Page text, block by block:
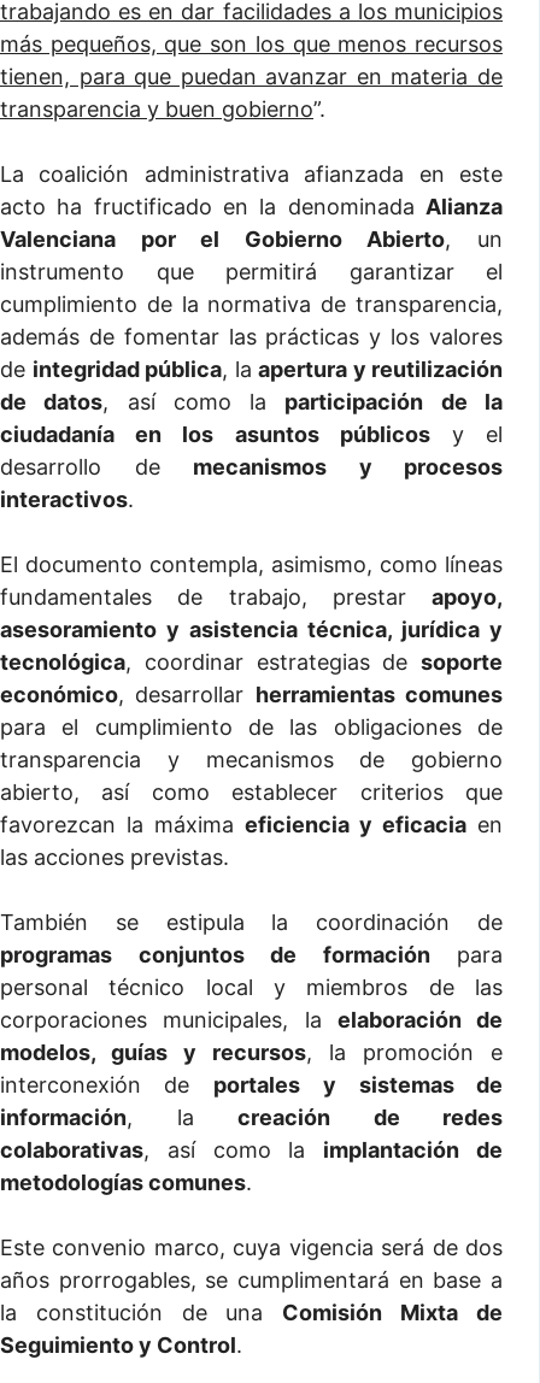
trabajando es en dar facilidades a los municipios
más pequeños, que son los que menos recursos
tienen, para que puedan avanzar en materia de
transparencia y buen gobierno”.
La coalición administrativa afianzada en este
acto ha fructificado en la denominada Alianza
Valenciana por el Gobierno Abierto, un
instrumento que permitirá garantizar el
cumplimiento de la normativa de transparencia,
además de fomentar las prácticas y los valores
de integridad pública, la apertura y reutilización
de datos, así como la participación de la
ciudadanía en los asuntos públicosy el
desarrollo de mecanismos y procesos
interactivos.
El documento contempla, asimismo, como líneas
fundamentales de trabajo, prestar apoyo,
asesoramiento y asistencia técnica, jurídica y
tecnológica, coordinar estrategias de soporte
económico, desarrollar herramientas comunes
para el cumplimiento de las obligaciones de
transparencia y mecanismos de gobierno
abierto, así como establecer criterios que
favorezcan la máxima eficiencia y eficacia en
las acciones previstas.
También se estipula la coordinación de
programas conjuntos de formaciónpara
personal técnico local y miembros de las
corporaciones municipales, la elaboración de
modelos, guías y recursos, la promoción e
interconexión de portales
y sistemas de
información, la creación de redes
colaborativas, así como la implantación de
metodologías comunes.
Este convenio marco, cuya vigencia será de dos
años prorrogables, se cumplimentará en base a
la constitución de una Comisión Mixta de
Seguimiento y Control.